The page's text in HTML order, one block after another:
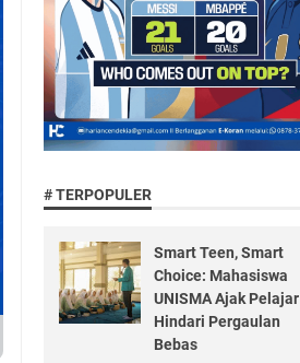
# TERPOPULER
Smart Teen, Smart
Choice: Mahasiswa
UNISMA Ajak Pelajar
Hindari Pergaulan
Bebas